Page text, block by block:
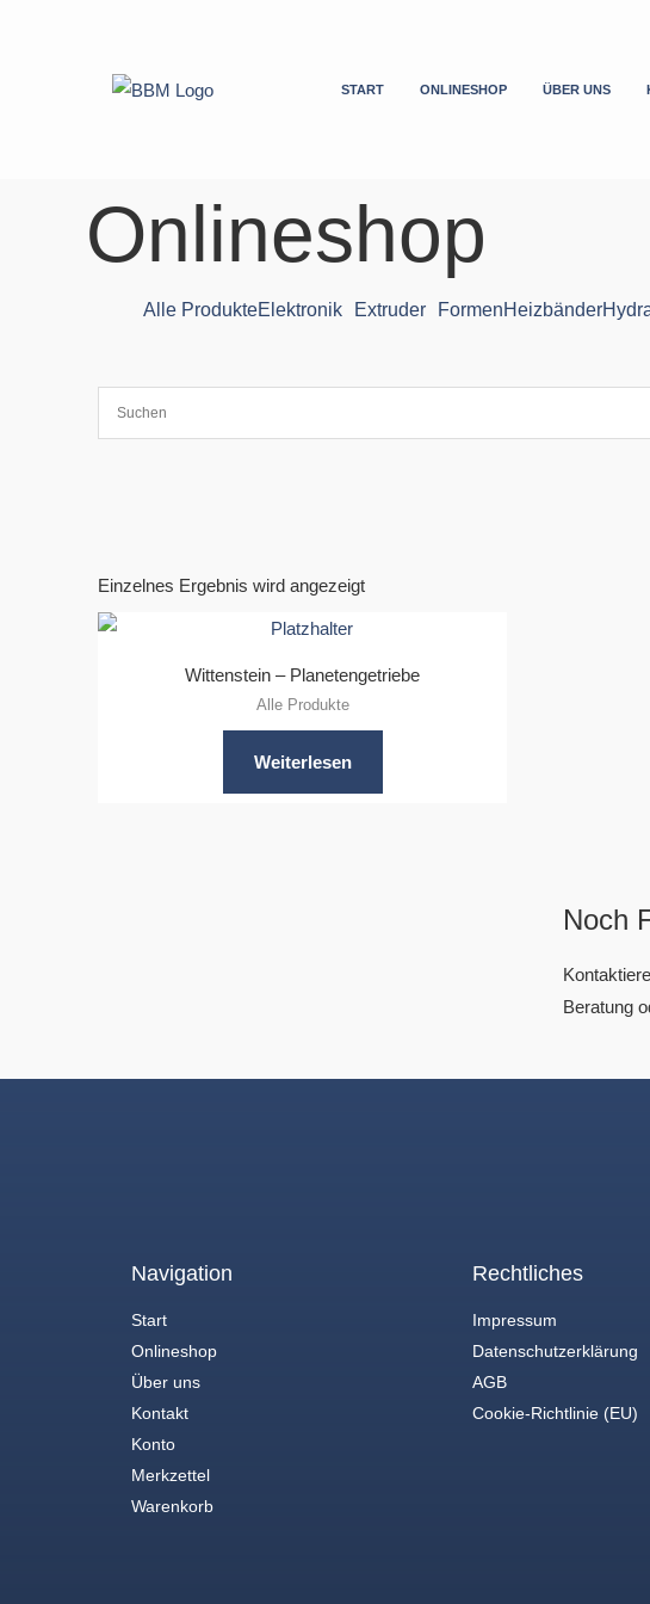
START ONLINESHOP ÜBER UNS
Onlineshop
Alle ProdukteElektronik Extruder FormenHeizbänder
Einzelnes Ergebnis wird angezeigt
Wittenstein – Planetengetriebe
Alle Produkte
Weiterlesen
Noch
Beratung
Navigation
Start
Onlineshop
Über uns
Kontakt
Konto
Merkzettel
Warenkorb
Rechtliches
Impressum
Datenschutzerklärung
AGB
Cookie-Richtlinie (EU)